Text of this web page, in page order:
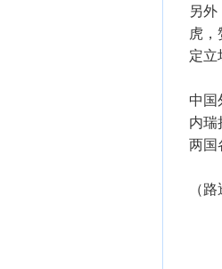
另
虎
定立
中国
内瑞
两国
（